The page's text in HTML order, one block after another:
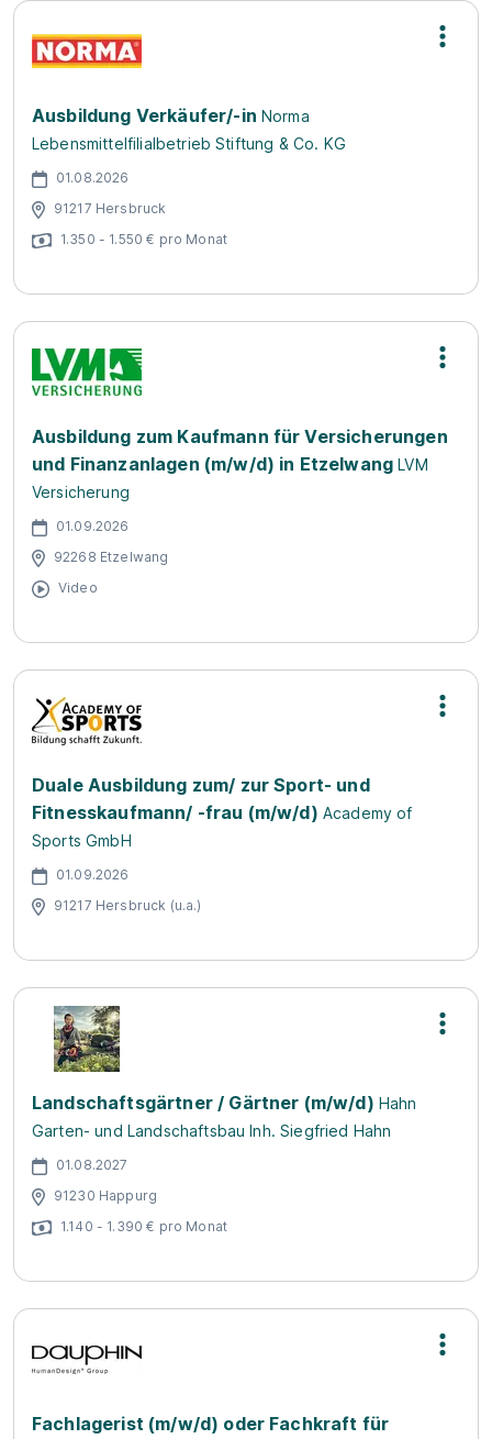
Ausbildung Verkäufer/-in Norma
Lebensmittelfilialbetrieb Stiftung & Co. KG
01.08.2026
91217 Hersbruck
1.350 - 1.550 € pro Monat
Ausbildung zum Kaufmann für Versicherungen
und Finanzanlagen (m/w/d) in Etzelwang LVM
Versicherung
01.09.2026
92268 Etzelwang
Video
Duale Ausbildung zum/ zur Sport- und
Fitnesskaufmann/ -frau (m/w/d) Academy of
Sports GmbH
01.09.2026
91217 Hersbruck (u.a.)
Landschaftsgärtner / Gärtner (m/w/d) Hahn
Garten- und Landschaftsbau Inh. Siegfried Hahn
01.08.2027
91230 Happurg
1.140 - 1.390 € pro Monat
Fachlagerist (m/w/d) oder Fachkraft für